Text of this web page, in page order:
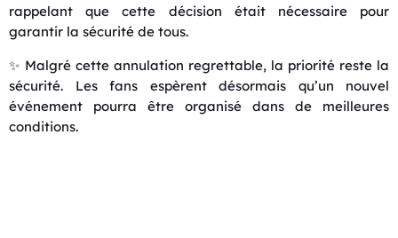
rappelant que cette décision était nécessaire pour
garantir la sécurité de tous.
✨ Malgré cette annulation regrettable, la priorité reste la
sécurité. Les fans espèrent désormais qu’un nouvel
événement pourra être organisé dans de meilleures
conditions.